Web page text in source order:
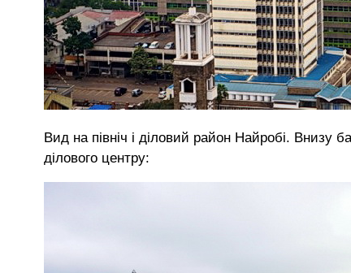
Вид на північ і діловий район Найробі. Внизу
ділового центру: